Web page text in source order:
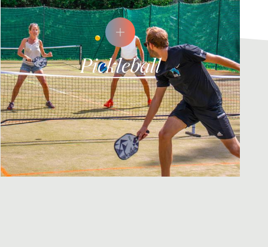
Pickleball